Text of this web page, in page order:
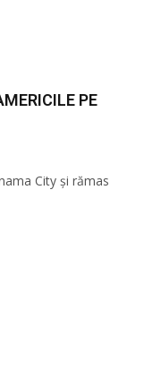
PE
City și rămas